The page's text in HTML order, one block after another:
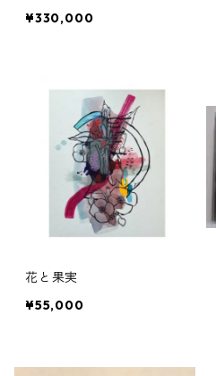
¥330,000
花と果実
¥55,000